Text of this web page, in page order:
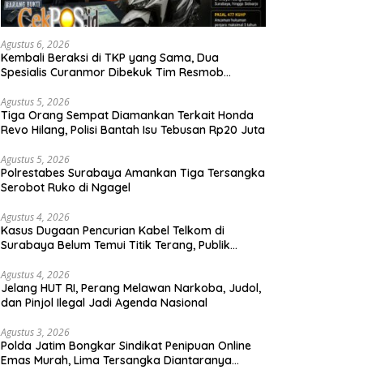
Agustus 6, 2026
Kembali Beraksi di TKP yang Sama, Dua
Spesialis Curanmor Dibekuk Tim Resmob
Agustus 5, 2026
Tiga Orang Sempat Diamankan Terkait Honda
Revo Hilang, Polisi Bantah Isu Tebusan Rp20 Juta
Agustus 5, 2026
Polrestabes Surabaya Amankan Tiga Tersangka
Serobot Ruko di Ngagel
Agustus 4, 2026
Kasus Dugaan Pencurian Kabel Telkom di
Surabaya Belum Temui Titik Terang, Publik
Agustus 4, 2026
Jelang HUT RI, Perang Melawan Narkoba, Judol,
dan Pinjol Ilegal Jadi Agenda Nasional
Agustus 3, 2026
Polda Jatim Bongkar Sindikat Penipuan Online
Emas Murah, Lima Tersangka Diantaranya